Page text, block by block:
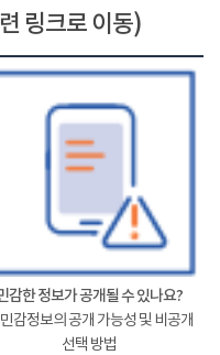
링크로 이동)
감한 정보가 공개될 수 있나요?
민감정보의 공개 가능성 및 비공개
선택 방법